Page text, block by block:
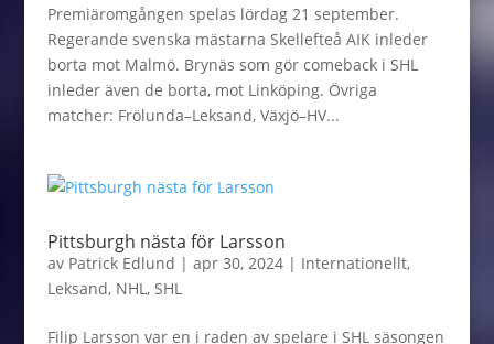
Premiäromgången spelas lördag 21 september.
Regerande svenska mästarna Skellefteå AIK inleder
borta mot Malmö. Brynäs som gör comeback i SHL
inleder även de borta, mot Linköping. Övriga
matcher: Frölunda–Leksand, Växjö–HV...
Pittsburgh nästa för Larsson
av Patrick Edlund | apr 30, 2024| Internationellt,
Leksand, NHL, SHL
Filip Larsson var en i raden av spelare i SHL säsongen